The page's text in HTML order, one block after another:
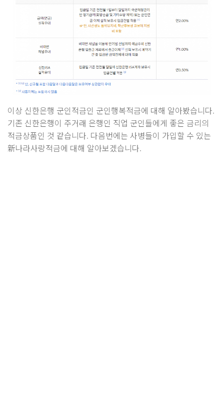
이상 신한은행 군인적금인 군인행복적금에 대해 알아봤습니다.
기존 신한은행이 주거래 은행인 직업 군인들에게 좋은 금리의
적금상품인 것 같습니다. 다음번에는 사병들이 가입할 수 있는
新나라사랑적금에 대해 알아보겠습니다.